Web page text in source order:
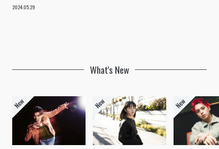
2024.05.29
What's New